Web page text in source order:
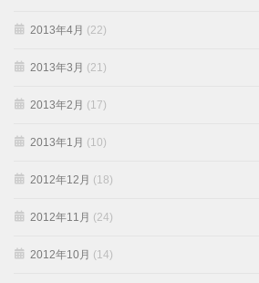
2013年4月 (22)
2013年3月 (21)
2013年2月 (17)
2013年1月 (10)
2012年12月 (18)
2012年11月 (24)
2012年10月 (14)